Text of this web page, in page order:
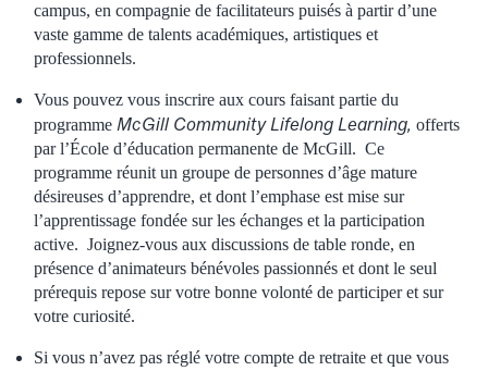
campus, en compagnie de facilitateurs puisés à partir d’une
vaste gamme de talents académiques, artistiques et
professionnels.
Vous pouvez vous inscrire aux cours faisant partie du
programme McGill Community Lifelong Learning, offerts
par l’École d’éducation permanente de McGill. Ce
programme réunit un groupe de personnes d’âge mature
désireuses d’apprendre, et dont l’emphase est mise sur
l’apprentissage fondée sur les échanges et la participation
active. Joignez-vous aux discussions de table ronde, en
présence d’animateurs bénévoles passionnés et dont le seul
prérequis repose sur votre bonne volonté de participer et sur
votre curiosité.
Si vous n’avez pas réglé votre compte de retraite et que vous